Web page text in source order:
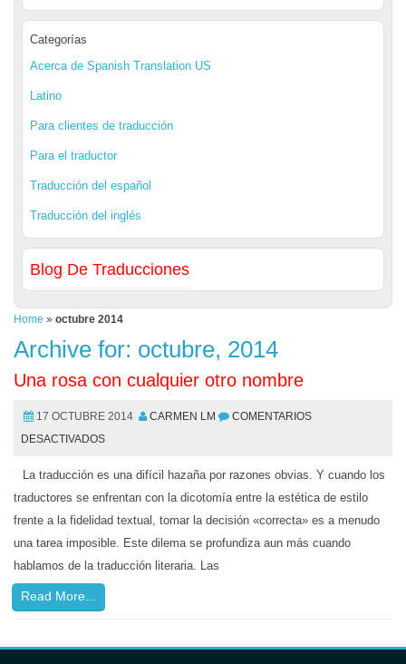
Categorías
Acerca de Spanish Translation US
Latino
Para clientes de traducción
Para el traductor
Traducción del español
Traducción del inglés
Blog De Traducciones
Home » octubre 2014
Archive for: octubre, 2014
Una rosa con cualquier otro nombre
17 OCTUBRE 2014 CARMEN LM
COMENTARIOS
DESACTIVADOS
La traducción es una difícil hazaña por razones obvias. Y cuando los
traductores se enfrentan con la dicotomía entre la estética de estilo
frente a la fidelidad textual, tomar la decisión «correcta» es a menudo
una tarea imposible. Este dilema se profundiza aun más cuando
hablamos de la traducción literaria. Las
Read More...